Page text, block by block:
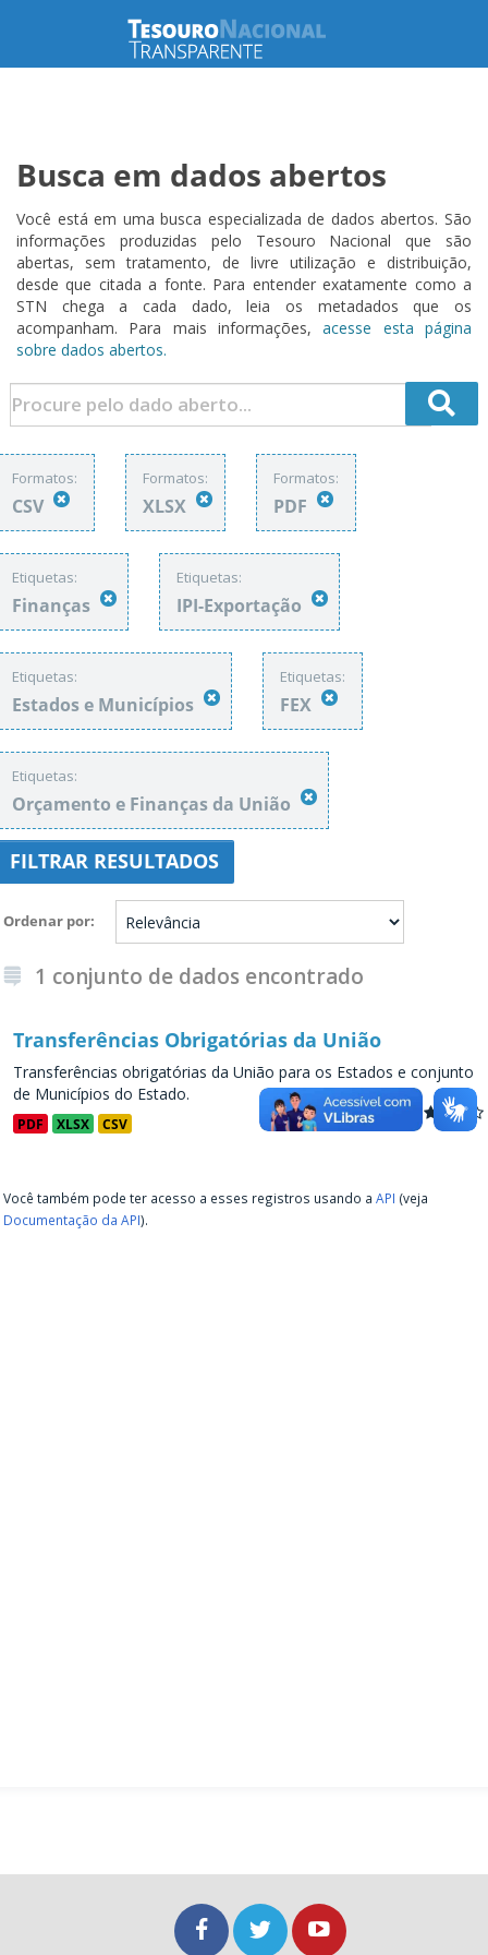
Busca em dados abertos
Você está em uma busca especializada de dados abertos. São
informações produzidas pelo Tesouro Nacional que são
abertas, sem tratamento, de livre utilização e distribuição,
desde que citada a fonte. Para entender exatamente como a
STN chega a cada dado, leia os metadados que os
acompanham. Para mais informações,acesse esta página
sobre dados abertos.
Formatos:
CSV
Formatos:
XLSX
Formatos:
PDF
Etiquetas:
Finanças
Etiquetas:
IPI-Exportação
Etiquetas:
Estados e Municípios
Etiquetas:
FEX
Etiquetas:
Orçamento e Finanças da União
FILTRAR RESULTADOS
Ordenar por
1 conjunto de dados encontrado
Transferências Obrigatórias da União
Transferências obrigatórias da União para os Estados e conjunto
de Municípios do Estado.
PDF XLSX CSV
Você também pode ter acesso a esses registros usando a API (veja
Documentação da API).